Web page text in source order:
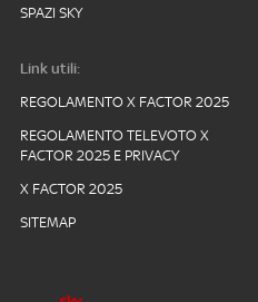
SPAZI SKY
Link utili:
REGOLAMENTO X FACTOR 2025
REGOLAMENTO TELEVOTO X
FACTOR 2025 E PRIVACY
X FACTOR 2025
SITEMAP